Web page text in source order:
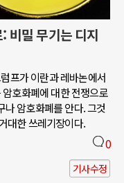
비밀 무기는 디지
프가 이란과 레바논에서
호화폐에 대한 전쟁으로
암호화폐를 안다. 그것
대한 쓰레기장이다.
0
기사수정